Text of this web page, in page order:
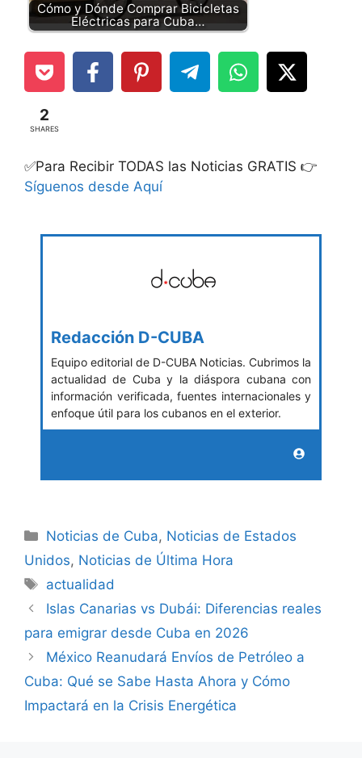
Cómo y Dónde Comprar Bicicletas
Eléctricas para Cuba…
2
SHARES
✅Para Recibir TODAS las Noticias GRATIS 👉
Síguenos desde Aquí
Redacción D-CUBA
Equipo editorial de D-CUBA Noticias. Cubrimos la
actualidad de Cuba y la diáspora cubana con
información verificada, fuentes internacionales y
enfoque útil para los cubanos en el exterior.
Categories
Noticias de Cuba, Noticias de Estados
Unidos, Noticias de Última Hora
Tags
actualidad
Islas Canarias vs Dubái: Diferencias reales
para emigrar desde Cuba en 2026
México Reanudará Envíos de Petróleo a
Cuba: Qué se Sabe Hasta Ahora y Cómo
Impactará en la Crisis Energética